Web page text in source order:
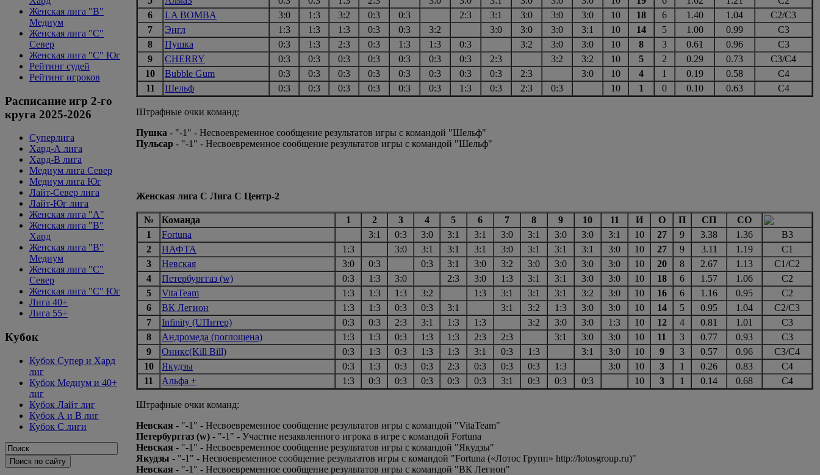
Женская лига "B"
Медиум
Женская лига "С"
Север
Женская лига "С" Юг
Рейтинг судей
Рейтинг игроков
Расписание игр 2-го
круга 2025-2026
Суперлига
Хард-А лига
Хард-В лига
Медиум лига Север
Медиум лига Юг
Лайт-Север лига
Лайт-Юг лига
Женская лига "А"
Женская лига "В"
Хард
Женская лига "В"
Медиум
Женская лига "C"
Север
Женская лига "C" Юг
Лига 40+
Лига 55+
Кубок
Кубок Супер и Хард
лиг
Кубок Медиум и 40+
лиг
Кубок Лайт лиг
Кубок А и В лиг
Кубок С лиги
6
LA BOMBA 3:0 1:3 3:2 0:3 0:3 2:3 3:1 3:0 3:0 3:0 10 18 6 1.40 1.04
С2/С3
7
Энгл 1:3 1:3 1:3 0:3 0:3 3:2 3:0 3:0 3:0 3:1 10 14 5 1.00 0.99
С3
8
Пушка 0:3 1:3 2:3 0:3 1:3 1:3 0:3 3:2 3:0 3:0 10 8 3 0.61 0.96
С3
9
CHERRY 0:3 0:3 0:3 0:3 0:3 0:3 0:3 2:3 3:2 3:2 10 5 2 0.29 0.73
С3/С4
10
Bubble Gum 0:3 0:3 0:3 0:3 0:3 0:3 0:3 0:3 2:3 3:0 10 4 1 0.19 0.58
С4
11
Шельф 0:3 0:3 0:3 0:3 0:3 0:3 1:3 0:3 2:3 0:3 10 1 0 0.10 0.63 С4
Штрафные очки команд:
Пушка - "-1" - Несвоевременное сообщение результатов игры с командой "Шельф"
Пульсар - "-1" - Несвоевременное сообщение результатов игры с командой "Шельф"
Женская лига С Лига С Центр-2
№ Команда 1 2 3 4 5 6 7 8 9 10 11 И О П СП
СО
1
Fortuna 3:1 0:3 3:0 3:1 3:1 3:0 3:1 3:0 3:0 3:1 10 27 9 3.38 1.36
В3
2
НАФТА 1:3 3:0 3:1 3:1 3:1 3:0 3:1 3:1 3:1 3:0 10 27 9 3.11 1.19
С1
3
Невская 3:0 0:3 0:3 3:1 3:0 3:2 3:0 3:0 3:0 3:0 10 20 8 2.67 1.13
С1/С2
4
Петербурггаз (w) 0:3 1:3 3:0 2:3 3:0 1:3 3:1 3:1 3:0 3:0 10 18 6 1.57 1.06
С2
5
VitaTeam 1:3 1:3 1:3 3:2 1:3 3:1 3:1 3:1 3:2 3:0 10 16 6 1.16 0.95
С2
6
ВК Легион 1:3 1:3 0:3 0:3 3:1 3:1 3:2 1:3 3:0 3:0 10 14 5 0.95 1.04
С2/С3
7
Infinity (UПитер) 0:3 0:3 2:3 3:1 1:3 1:3 3:2 3:0 3:0 1:3 10 12 4 0.81 1.01
С3
8
Андромеда (поглощена) 1:3 1:3 0:3 1:3 1:3 2:3 2:3 3:1 3:0 3:0 10 11 3 0.77 0.93
С3
9
Оникс(Kill Bill) 0:3 1:3 0:3 1:3 1:3 3:1 0:3 1:3 3:1 3:0 10 9 3 0.57 0.96
С3/С4
10
Якудзы 0:3 1:3 0:3 0:3 2:3 0:3 0:3 0:3 1:3 3:0 10 3 1 0.26 0.83
С4
11
Альфа + 1:3 0:3 0:3 0:3 0:3 0:3 3:1 0:3 0:3 0:3 10 3 1 0.14 0.68 С4
Штрафные очки команд:
Невская - "-1" - Несвоевременное сообщение результатов игры с командой "VitaTeam"
Петербурггаз (w) - "-1" - Участие незаявленного игрока в игре с командой Fortuna
Невская - "-1" - Несвоевременное сообщение результатов игры с командой "Якудзы"
Якудзы - "-1" - Несвоевременное сообщение результатов игры с командой "Fortuna («Лотос Групп» http://lotosgroup.ru)"
Невская - "-1" - Несвоевременное сообщение результатов игры с командой "ВК Легион"